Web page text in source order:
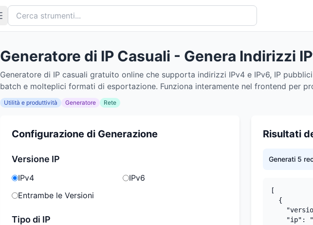
Generatore di IP Casuali - Genera Indirizzi
Generatore di IP casuali gratuito online che supporta indirizzi IPv4 e IPv6, IP
batch e molteplici formati di esportazione. Funziona interamente nel frontend per
Utilità e produttività Generatore Rete
Configurazione di Generazione
Versione IP
IPv4
IPv6
Entrambe le Versioni
Tipo di IP
Risultati
Generati 5
[
  {
"ip":